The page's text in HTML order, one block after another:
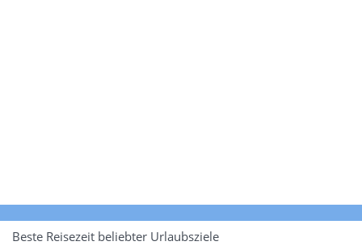
Beste Reisezeit beliebter Urlaubsziele